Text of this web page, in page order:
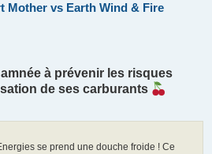
Mother vs Earth Wind & Fire
à prévenir les risques
de ses carburants
se prend une douche froide ! Ce